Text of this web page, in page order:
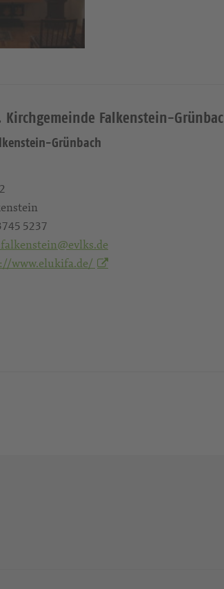
Kirchgemeinde Falkenstein-
Grünbach
5237
www.elukifa.de/